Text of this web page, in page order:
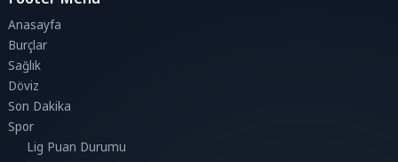
Anasayfa
Burçlar
Sağlık
Döviz
Son Dakika
Spor
Lig Puan Durumu